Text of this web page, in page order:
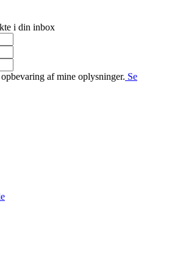
i din inbox
af mine oplysninger. Se